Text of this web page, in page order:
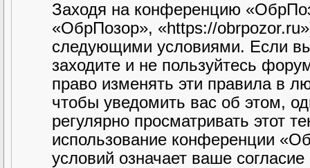
Заходя на конференцию
«ОбрПозор», «https://
следующими условиями. Если
заходите и не пользуйтесь
право изменять эти правила в
чтобы уведомить вас об этом,
регулярно просматривать этот
использование конференции
условий означает ваше